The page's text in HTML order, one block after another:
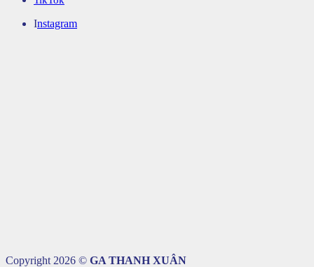
Instagram
Copyright 2026 © GA THANH XUÂN